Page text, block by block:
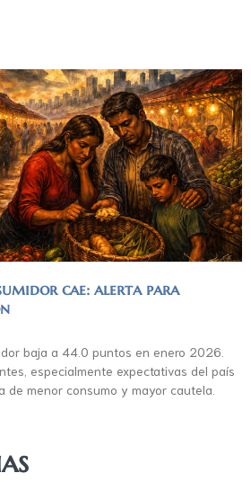
cae: alerta para
baja a 44.0 puntos en enero 2026.
especialmente expectativas del país
de menor consumo y mayor cautela.